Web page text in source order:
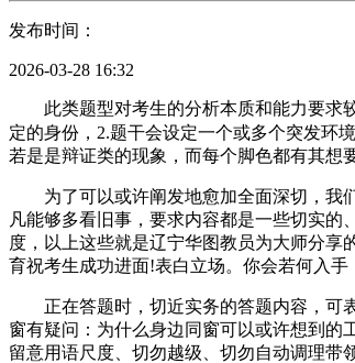
发布时间：
2026-03-28 16:32
此类题型对考生的分析本质和能力要求较
定的身份，2.题干会设定一个或多个突发环
若是是辩证类的现象，而每个脚色都有其想
为了可以或许阐发地愈加全面深切，我们
凡能够多看旧事，要求内容都是一些切实
度，以上这些就是辽宁华图教员为大师分享
育祝考生成功进面!表白立场。你会若何入
正在答题时，切近实务的答题内容，可表
窗有疑问：为什么身边同窗可以或许想到的
留意用语尺度、切勿越级、切勿自动调理带